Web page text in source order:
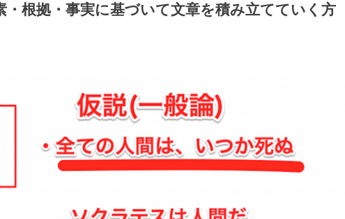
・根拠・事実に基づいて文章を積み立てていく方